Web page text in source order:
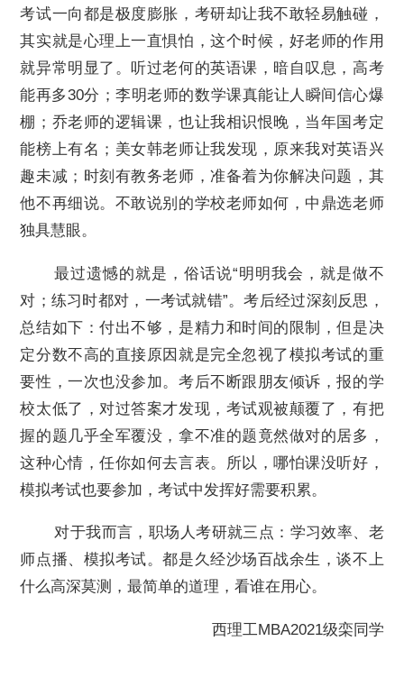
考试一向都是极度膨胀，考研却让我不敢轻易触碰，
其实就是心理上一直惧怕，这个时候，好老师的作用
就异常明显了。听过老何的英语课，暗自叹息，高考
能再多30分；李明老师的数学课真能让人瞬间信心爆
棚；乔老师的逻辑课，也让我相识恨晚，当年国考定
能榜上有名；美女韩老师让我发现，原来我对英语兴
趣未减；时刻有教务老师，准备着为你解决问题，其
他不再细说。不敢说别的学校老师如何，中鼎选老师
独具慧眼。
最过遗憾的就是，俗话说“明明我会，就是做不
对；练习时都对，一考试就错”。考后经过深刻反思，
总结如下：付出不够，是精力和时间的限制，但是决
定分数不高的直接原因就是完全忽视了模拟考试的重
要性，一次也没参加。考后不断跟朋友倾诉，报的学
校太低了，对过答案才发现，考试观被颠覆了，有把
握的题几乎全军覆没，拿不准的题竟然做对的居多，
这种心情，任你如何去言表。所以，哪怕课没听好，
模拟考试也要参加，考试中发挥好需要积累。
对于我而言，职场人考研就三点：学习效率、老
师点播、模拟考试。都是久经沙场百战余生，谈不上
什么高深莫测，最简单的道理，看谁在用心。
西理工MBA2021级栾同学